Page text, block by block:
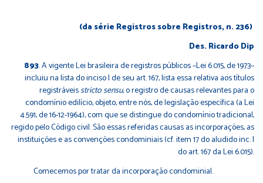
(da série Registros sobre Registros, n. 236)
Des. Ricardo Dip
893. A vigente Lei brasileira de registros públicos –Lei 6.015, de 1973–
incluiu na lista do inciso I de seu art. 167, lista essa relativa aos títulos
registráveisstricto sensu, o registro de causas relevantes para o
condomínio edilício, objeto, entre nós, de legislação específica (a Lei
4.591, de 16-12-1964), com que se distingue do condomínio tradicional,
regido pelo Código civil. São essas referidas causas as incorporações, as
instituições e as convenções condominiais (cf. item 17 do aludido inc. I
do art. 167 da Lei 6.015).
Comecemos por tratar da incorporação condominial.